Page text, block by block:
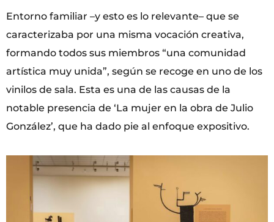
Entorno familiar –y esto es lo relevante– que se
caracterizaba por una misma vocación creativa,
formando todos sus miembros “una comunidad
artística muy unida”, según se recoge en uno de los
vinilos de sala. Esta es una de las causas de la
notable presencia de ‘La mujer en la obra de Julio
González’, que ha dado pie al enfoque expositivo.